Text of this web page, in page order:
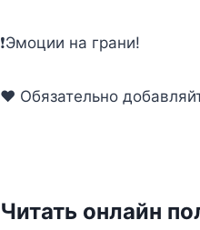
❗Эмоции на грани!
❤️ Обязательно
Читать онлайн